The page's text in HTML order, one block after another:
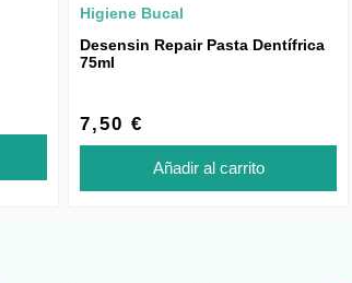
Higiene Bucal
Desensin Repair Pasta Dentífrica
75ml
7,50 €
Añadir al carrito